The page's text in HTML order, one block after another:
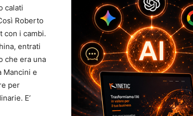
calati
Roberto
con i cambi.
entrati
che era una
Mancini e
per
E’